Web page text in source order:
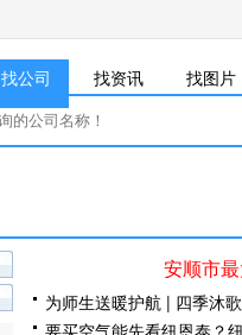
找公司 找资讯 找图片
安顺市
为师生送暖护航 | 四季沐
要买空气能先看纽恩泰？